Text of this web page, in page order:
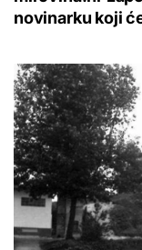
novinarku koji